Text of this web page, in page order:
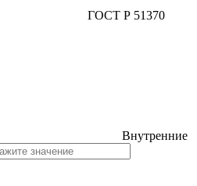
ГОСТ Р 51370
Внутренние